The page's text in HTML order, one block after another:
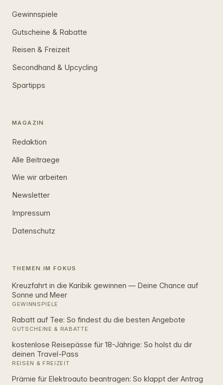
Gewinnspiele
Gutscheine & Rabatte
Reisen & Freizeit
Secondhand & Upcycling
Spartipps
MAGAZIN
Redaktion
Alle Beitraege
Wie wir arbeiten
Newsletter
Impressum
Datenschutz
THEMEN IM FOKUS
Kreuzfahrt in die Karibik gewinnen — Deine Chance auf
Sonne und Meer
GEWINNSPIELE
Rabatt auf Tee: So findest du die besten Angebote
GUTSCHEINE & RABATTE
kostenlose Reisepässe für 18-Jährige: So holst du dir
deinen Travel-Pass
REISEN & FREIZEIT
Prämie für Elektroauto beantragen: So klappt der Antrag